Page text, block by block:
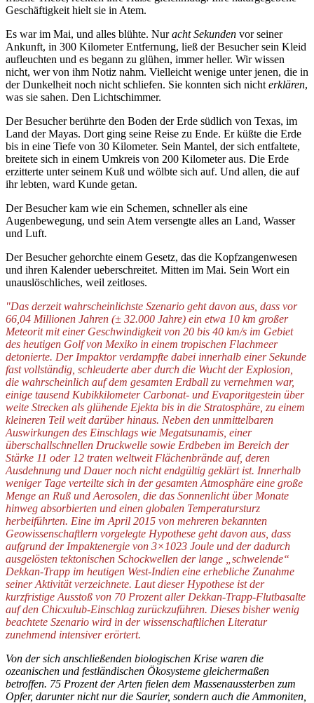
Geschäftigkeit hielt sie in Atem.
Es war im Mai, und alles blühte. Nuracht Sekunden vor seiner
Ankunft, in 300 Kilometer Entfernung, ließ der Besucher sein Kleid
aufleuchten und es begann zu glühen, immer heller. Wir wissen
nicht, wer von ihm Notiz nahm. Vielleicht wenige unter jenen, die in
der Dunkelheit noch nicht schliefen. Sie konnten sich nicht erklären,
was sie sahen. Den Lichtschimmer.
Der Besucher berührte den Boden der Erde südlich von Texas, im
Land der Mayas. Dort ging seine Reise zu Ende. Er küßte die Erde
bis in eine Tiefe von 30 Kilometer. Sein Mantel, der sich entfaltete,
breitete sich in einem Umkreis von 200 Kilometer aus. Die Erde
erzitterte unter seinem Kuß und wölbte sich auf. Und allen, die auf
ihr lebten, ward Kunde getan.
Der Besucher kam wie ein Schemen, schneller als eine
Augenbewegung, und sein Atem versengte alles an Land, Wasser
und Luft.
Der Besucher gehorchte einem Gesetz, das die Kopfzangenwesen
und ihren Kalender ueberschreitet. Mitten im Mai. Sein Wort ein
unauslöschliches, weil zeitloses.
"Das derzeit wahrscheinlichste Szenario geht davon aus, dass vor
66,04 Millionen Jahren (± 32.000 Jahre) ein etwa 10 km großer
Meteorit mit einer Geschwindigkeit von 20 bis 40 km/s im Gebiet
des heutigen Golf von Mexiko in einem tropischen Flachmeer
detonierte. Der Impaktor verdampfte dabei innerhalb einer Sekunde
fast vollständig, schleuderte aber durch die Wucht der Explosion,
die wahrscheinlich auf dem gesamten Erdball zu vernehmen war,
einige tausend Kubikkilometer Carbonat- und Evaporitgestein über
weite Strecken als glühende Ejekta bis in die Stratosphäre, zu einem
kleineren Teil weit darüber hinaus. Neben den unmittelbaren
Auswirkungen des Einschlags wie Megatsunamis, einer
überschallschnellen Druckwelle sowie Erdbeben im Bereich der
Stärke 11 oder 12 traten weltweit Flächenbrände auf, deren
Ausdehnung und Dauer noch nicht endgültig geklärt ist. Innerhalb
weniger Tage verteilte sich in der gesamten Atmosphäre eine große
Menge an Ruß und Aerosolen, die das Sonnenlicht über Monate
hinweg absorbierten und einen globalen Temperatursturz
herbeiführten. Eine im April 2015 von mehreren bekannten
Geowissenschaftlern vorgelegte Hypothese geht davon aus, dass
aufgrund der Impaktenergie von 3×1023 Joule und der dadurch
ausgelösten tektonischen Schockwellen der lange „schwelende“
Dekkan-Trapp im heutigen West-Indien eine erhebliche Zunahme
seiner Aktivität verzeichnete. Laut dieser Hypothese ist der
kurzfristige Ausstoß von 70 Prozent aller Dekkan-Trapp-Flutbasalte
auf den Chicxulub-Einschlag zurückzuführen. Dieses bisher wenig
beachtete Szenario wird in der wissenschaftlichen Literatur
zunehmend intensiver erörtert.
Von der sich anschließenden biologischen Krise waren die
ozeanischen und festländischen Ökosysteme gleichermaßen
betroffen. 75 Prozent der Arten fielen dem Massenaussterben zum
Opfer, darunter nicht nur die Saurier, sondern auch die Ammoniten,